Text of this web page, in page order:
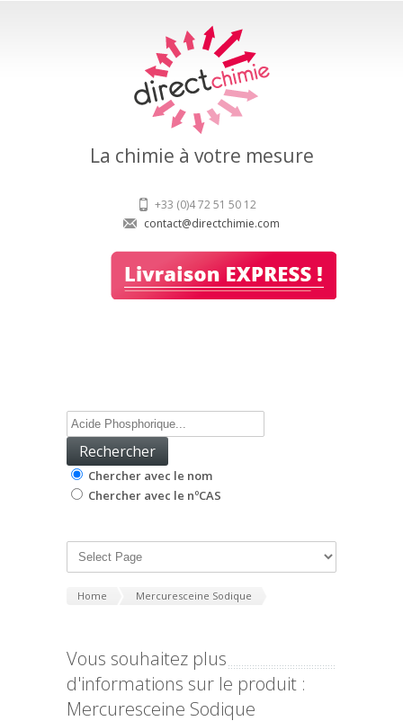
La chimie à votre mesure
+33 (0)4 72 51 50 12
contact@directchimie.com
Chercher avec le nom
Chercher avec le nºCAS
Home Mercuresceine Sodique
Vous souhaitez plus
d'informations sur le produit :
Mercuresceine Sodique